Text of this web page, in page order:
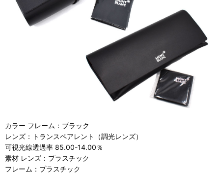
カラー フレーム：ブラック
レンズ：トランスペアレント（調光レンズ）
可視光線透過率 85.00-14.00％
素材 レンズ：プラスチック
フレーム：プラスチック